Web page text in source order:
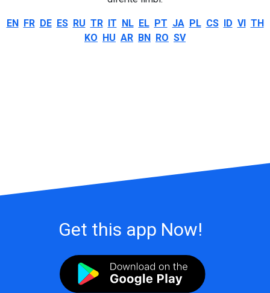
EN FR DE ES RU TR IT NL EL PT JA PL CS ID VI TH
KO HU AR BN RO SV
Get this app Now!